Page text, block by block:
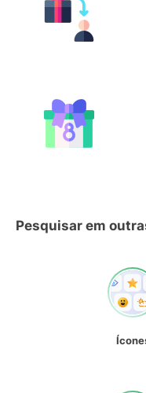
Pesquisar em